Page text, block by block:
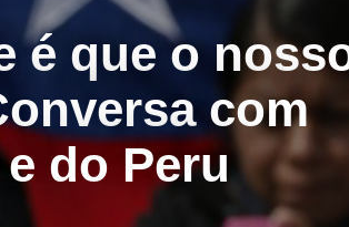
é que o
com
do Peru